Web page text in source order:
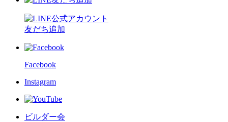
友だち追加
Facebook
Instagram
ビルダー会